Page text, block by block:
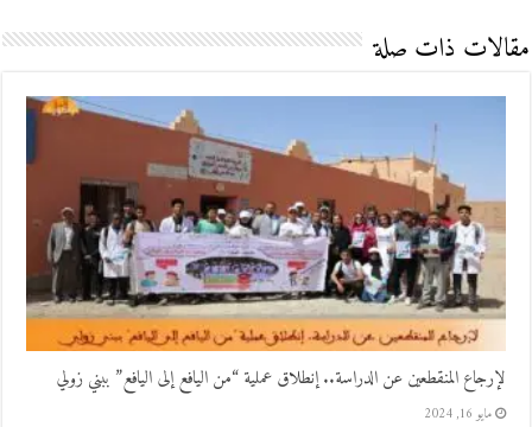
مقالات ذات صلة
لإرجاع المنقطعين عن الدراسة.. إنطلاق عملية “من اليافع إلى اليافع” ببني زولي
مايو 16, 2024